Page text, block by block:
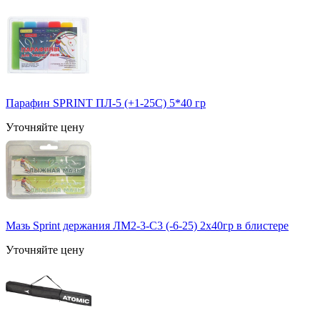
Парафин SPRINT ПЛ-5 (+1-25С) 5*40 гр
Уточняйте цену
Мазь Sprint держания ЛМ2-3-С3 (-6-25) 2х40гр в блистере
Уточняйте цену